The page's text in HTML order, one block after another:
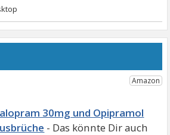
30mg und Opipramol